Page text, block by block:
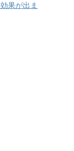
果が出ま